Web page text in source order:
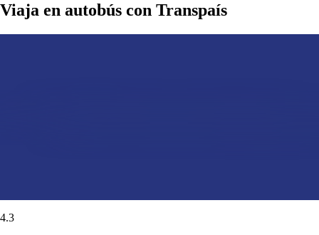
Viaja en autobús con Transpaís
4.3